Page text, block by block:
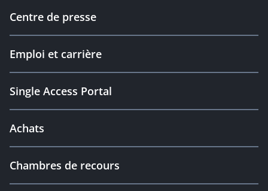
Centre de presse
Emploi et carrière
Single Access Portal
Achats
Chambres de recours